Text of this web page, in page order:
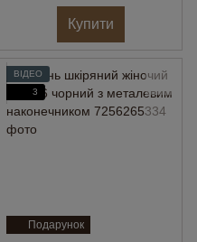
Купити
Подарунок
ВІДЕО
3